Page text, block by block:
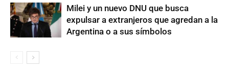
Milei y un nuevo DNU que busca
expulsar a extranjeros que agredan a la
Argentina o a sus símbolos